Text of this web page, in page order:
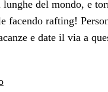
lunghe del mondo, e
facendo rafting!
e date il via a